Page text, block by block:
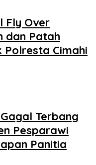
Fly Over
dan Patah
Polresta Cimahi
Terbang
Pesparawi
Panitia